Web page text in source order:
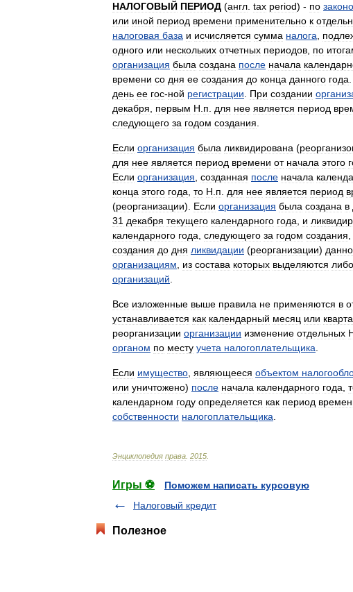
НАЛОГОВЫЙ ПЕРИОД (англ tax period) - по
или иной период времени применительно к
налоговая база и исчисляется сумма налога
одного или нескольких отчетных периодов по
организация была создана после начала
времени со дня ее создания до конца данного года
день ее гос-ной регистрации При создании
декабря
первым Н п для нее является период
следующего за годом создания
Если организация была ликвидирована (
для нее является период времени от начала этого
Если организация созданная после начала
конца этого года то Н п для нее является период
(реорганизации). Если организация была создана в
31 декабря текущего календарного года и
календарного года следующего за годом создания
создания до дня ликвидации (реорганизации)
организациям
из состава которых выделяются либо
организаций
Все изложенные выше правила не применяются в
устанавливается как календарный месяц или
реорганизации организации изменение отдельных
органом по месту учета налогоплательщика
Если имущество являющееся объектом
или уничтожено) после начала календарного года
календарном году определяется как период
собственности налогоплательщика
Энциклопедия права 2015
Игры ⚽
Поможем написать курсовую
Налоговый кредит
Полезное